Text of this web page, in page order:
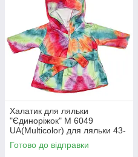
Халатик для ляльки
"Єдиноріжок" M 6049
UA(Multicolor) для ляльки 43-
46 см
Готово до відправки